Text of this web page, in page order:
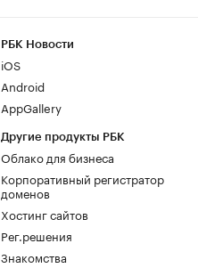
РБК Новости
iOS
Android
AppGallery
Другие продукты РБК
Облако для бизнеса
Корпоративный регистратор
доменов
Хостинг сайтов
Рег.решения
Знакомства